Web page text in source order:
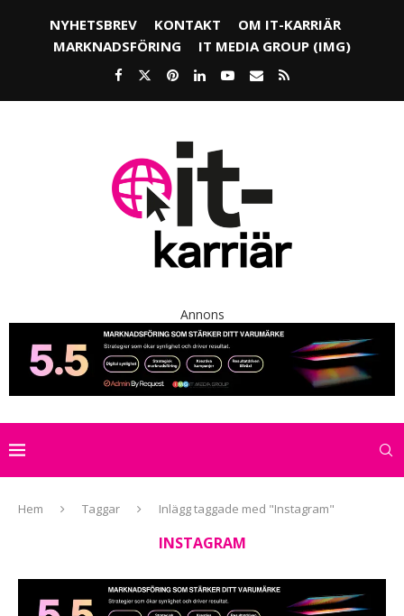
NYHETSBREV KONTAKT
OM IT-KARRIÄR
MARKNADSFÖRING
IT MEDIA GROUP (IMG)
Annons
Hem Taggar Inlägg taggade med "Instagram"
INSTAGRAM